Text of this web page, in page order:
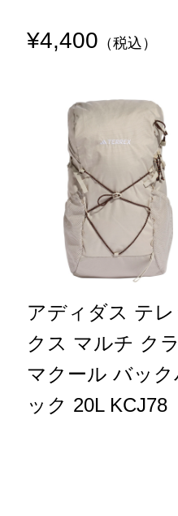
¥4,400 （税込）
アディダス テ
クス マルチ ク
マクール バッ
ック 20L KCJ78